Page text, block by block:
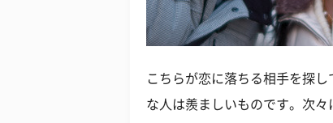
こちらが恋に落ちる相手を探
な人は羨ましいものです。次